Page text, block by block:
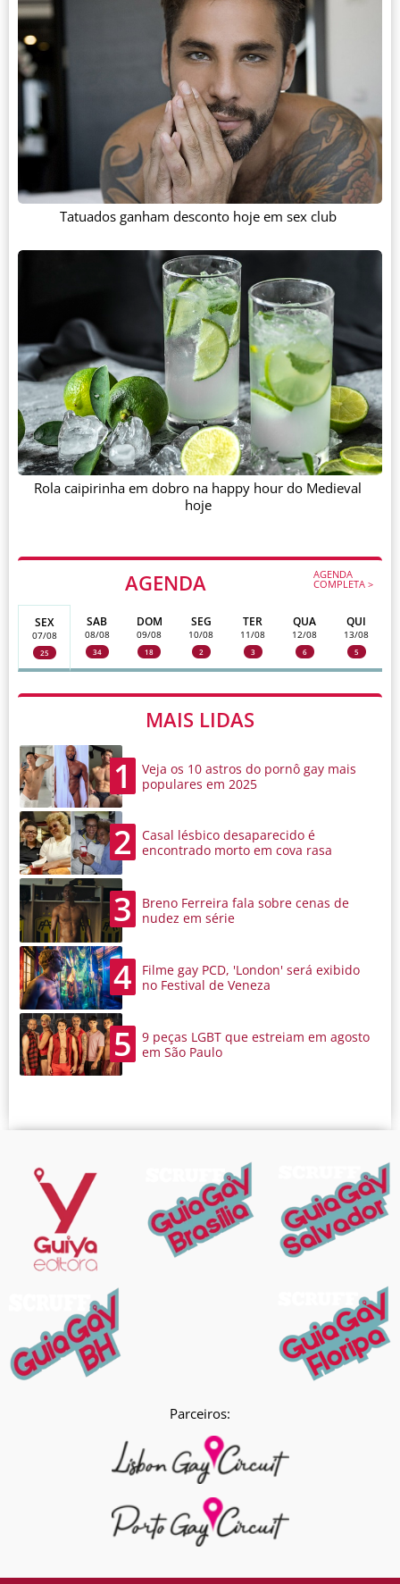
AGENDA AGENDA
COMPLETA >
SEX
07/08
25
SAB
08/08
34
DOM
09/08
18
SEG
10/08
2
TER
11/08
3
QUA
12/08
6
QUI
13/08
5
MAIS LIDAS
1
Veja os 10 astros do pornô gay mais
populares em 2025
2
Casal lésbico desaparecido é
encontrado morto em cova rasa
3
Breno Ferreira fala sobre cenas de
nudez em série
4
Filme gay PCD, 'London' será exibido
no Festival de Veneza
5
9 peças LGBT que estreiam em agosto
em São Paulo
Tatuados ganham desconto hoje em sex club
Rola caipirinha em dobro na happy hour do Medieval
hoje
Parceiros: